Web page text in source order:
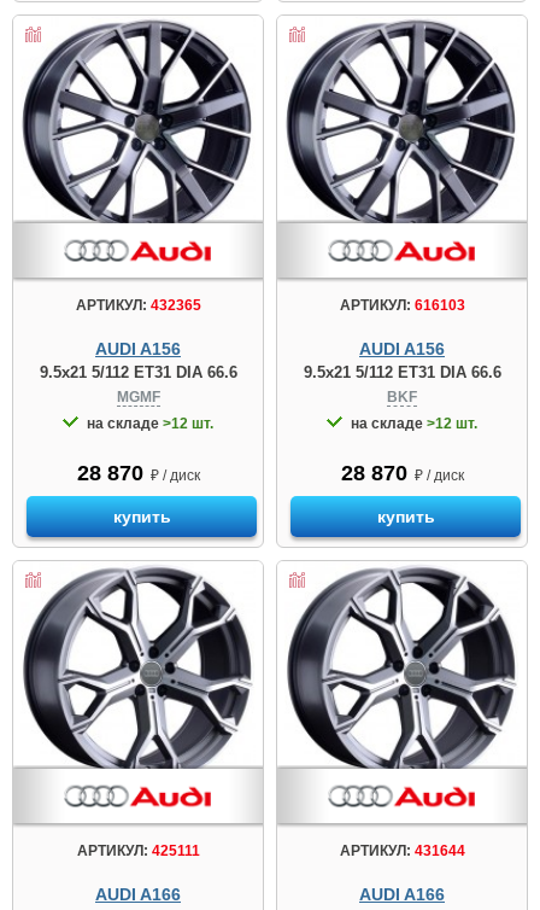
АРТИКУЛ: 432365
AUDI A156
9.5x21 5/112 ET31 DIA 66.6
MGMF
на складе >12 шт.
28 870 ₽ / диск
купить
АРТИКУЛ: 616103
AUDI A156
9.5x21 5/112 ET31 DIA 66.6
BKF
на складе >12 шт.
28 870 ₽ / диск
купить
АРТИКУЛ: 425111
AUDI A166
АРТИКУЛ: 431644
AUDI A166